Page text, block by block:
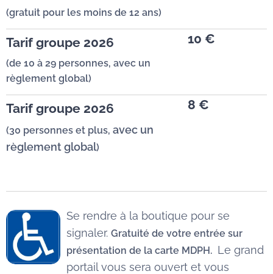
(gratuit pour les moins de 12 ans)
Tarif groupe 2026
(de 10 à 29 personnes, avec un
règlement global)
10 €
Tarif groupe 2026
(30 personnes et plus, avec un
règlement global)
8 €
Se rendre à la boutique pour se
signaler.Gratuité de votre entrée sur
présentation de la carte MDPH. Le grand
portail vous sera ouvert et vous